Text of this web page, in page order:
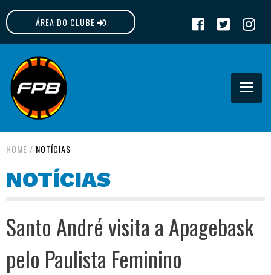
ÁREA DO CLUBE
FPB
HOME / NOTÍCIAS
NOTÍCIAS
Santo André visita a Apagebask
pelo Paulista Feminino